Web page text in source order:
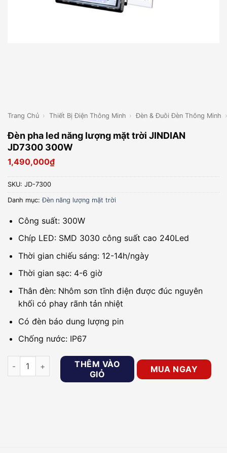
Trang Chủ › Thiết Bị Điện Thông Minh › Đèn & Đuôi Đèn Thông Minh
Đèn pha led năng lượng mặt trời JINDIAN
JD7300 300W
1,490,000₫
SKU: JD-7300
Danh mục:Đèn năng lượng mặt trời
Công suất: 300W
Chíp LED: SMD 3030 công suất cao 240Led
Thời gian chiếu sáng: 12-14h/ngày
Thời gian sạc: 4-6 giờ
Thân đèn: Nhôm sơn tĩnh điện được đúc nguyên
khối có phay rãnh tản nhiệt
Có đèn báo dung lượng pin
Chống nước: IP67
Đèn pha led năng lượng mặt trời JINDIAN JD7300 300W số
THÊM VÀO
GIỎ
MUA NGAY